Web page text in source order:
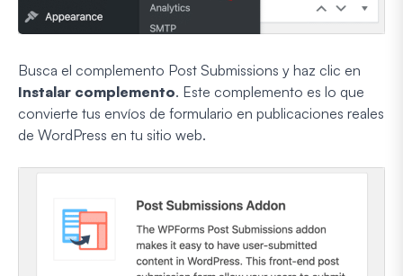
Busca el complemento Post Submissions y haz clic en
Instalar complemento. Este complemento es lo que
convierte tus envíos de formulario en publicaciones reales
de WordPress en tu sitio web.